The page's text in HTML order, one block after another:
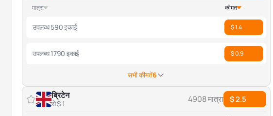
मात्रा कीमत
उपलब्ध 590 इकाई $ 1.4
उपलब्ध 1790 इकाई $ 0.9
सभी कीमतें6
ब्रिटेन
से $ 1 4908 मात्रा $ 2.5